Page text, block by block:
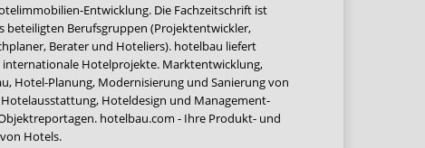
Entwicklung. Die Fachzeitschrift ist
beteiligten Berufsgruppen (Projektentwickler,
Berater und Hoteliers). hotelbau liefert
Hotelprojekte. Marktentwicklung,
Hotel-Planung, Modernisierung und Sanierung von
Hoteldesign und Management-
hotelbau.com - Ihre Produkt- und
Hotels.